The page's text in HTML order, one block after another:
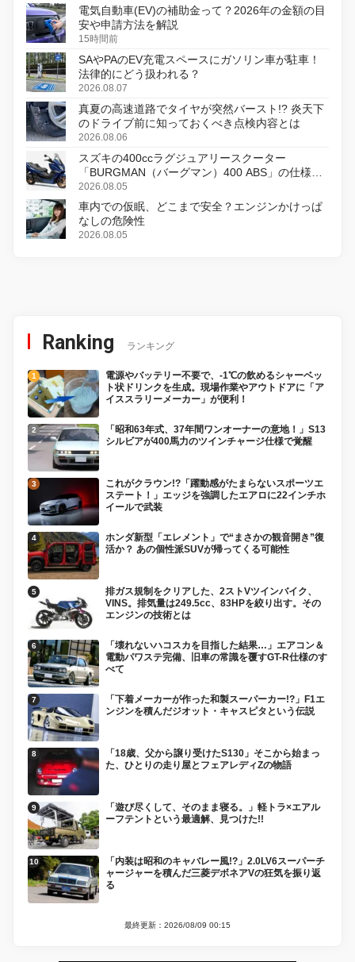
電気自動車(EV)の補助金って？2026年の金額の目
安や申請方法を解説
15時間前
SAやPAのEV充電スペースにガソリン車が駐車！
法律的にどう扱われる？
2026.08.07
真夏の高速道路でタイヤが突然バースト!? 炎天下
のドライブ前に知っておくべき点検内容とは
2026.08.06
スズキの400ccラグジュアリースクーター
「BURGMAN（バーグマン）400 ABS」の仕様を
変更し、8月18日に発売
2026.08.05
車内での仮眠、どこまで安全？エンジンかけっぱ
なしの危険性
2026.08.05
Ranking ランキング
電源やバッテリー不要で、-1℃の飲めるシャーベッ
ト状ドリンクを生成。現場作業やアウトドアに「ア
イススラリーメーカー」が便利！
「昭和63年式、37年間ワンオーナーの意地！」S13
シルビアが400馬力のツインチャージ仕様で覚醒
これがクラウン!?「躍動感がたまらないスポーツエ
ステート！」エッジを強調したエアロに22インチホ
イールで武装
ホンダ新型「エレメント」で“まさかの観音開き”復
活か？ あの個性派SUVが帰ってくる可能性
排ガス規制をクリアした、2ストVツインバイク、
VINS。排気量は249.5cc、83HPを絞り出す。その
エンジンの技術とは
「壊れないハコスカを目指した結果…」エアコン＆
電動パワステ完備、旧車の常識を覆すGT-R仕様のす
べて
「下着メーカーが作った和製スーパーカー!?」F1エ
ンジンを積んだジオット・キャスピタという伝説
「18歳、父から譲り受けたS130」そこから始まっ
た、ひとりの走り屋とフェアレディZの物語
「遊び尽くして、そのまま寝る。」軽トラ×エアル
ーフテントという最適解、見つけた!!
「内装は昭和のキャバレー風!?」2.0LV6スーパーチ
ャージャーを積んだ三菱デボネアVの狂気を振り返
る
最終更新：2026/08/09 00:15